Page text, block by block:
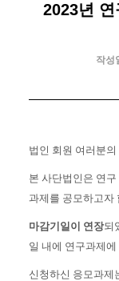
2023년
작성
법인 회원 여러분
본 사단법인은 연
과제를 공모하고자
마감기일이 연장되
일 내에 연구과제
신청하신 응모과제